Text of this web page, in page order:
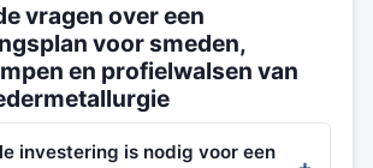
vragen over een
voor smeden,
en profielwalsen van
investering is nodig voor een